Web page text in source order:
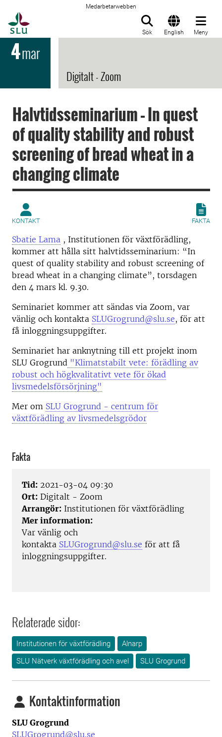
Medarbetarwebben
Sök English Meny
4mar
Digitalt - Zoom
Halvtidsseminarium – In quest
of quality stability and robust
screening of bread wheat in a
changing climate
KONTAKT FAKTA
Sbatie Lama , Institutionen för växtförädling,
kommer att hålla sitt halvtidsseminarium: “In
quest of quality stability and robust screening of
bread wheat in a changing climate”, torsdagen
den 4 mars kl. 9.30.
Seminariet kommer att sändas via Zoom, var
vänlig och kontakta SLUGrogrund@slu.se, för att
få inloggningsuppgifter.
Seminariet har anknytning till ett projekt inom
SLU Grogrund "Klimatstabilt vete: förädling av
robust och högkvalitativt vete för ökad
livsmedelsförsörjning"
Mer om SLU Grogrund - centrum för
växtförädling av livsmedelsgrödor
Fakta
Tid: 2021-03-04 09:30
Ort: Digitalt - Zoom
Arrangör: Institutionen för växtförädling
Mer information:
Var vänlig och
kontakta SLUGrogrund@slu.se för att få
inloggningsuppgifter.
Relaterade sidor:
Institutionen för växtförädling
Alnarp
SLU Nätverk växtförädling och avel
SLU Grogrund
Kontaktinformation
SLU Grogrund
SLUGrogrund@slu.se